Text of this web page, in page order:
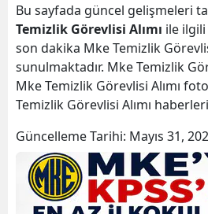
Bu sayfada güncel gelişmeleri
Temizlik Görevlisi Alımı ile
son dakika Mke Temizlik
sunulmaktadır. Mke Temizlik
Mke Temizlik Görevlisi Alımı
Temizlik Görevlisi Alımı haberleri
Güncelleme Tarihi: Mayıs 31,